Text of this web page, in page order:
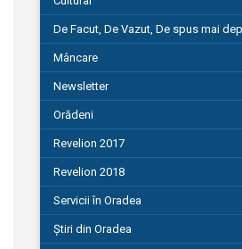
De Facut, De Vazut, De spus mai
580
Mâncare
Newsletter
Orădeni
Revelion 2017
Revelion 2018
Servicii în Oradea
Știri din Oradea